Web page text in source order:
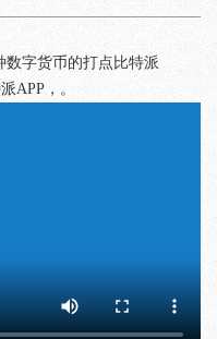
数字货币的打点比特派
APP，。